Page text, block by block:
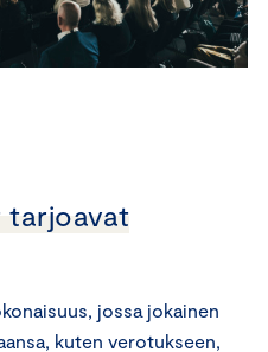
tarjoavat
jossa jokainen
kuten verotukseen,